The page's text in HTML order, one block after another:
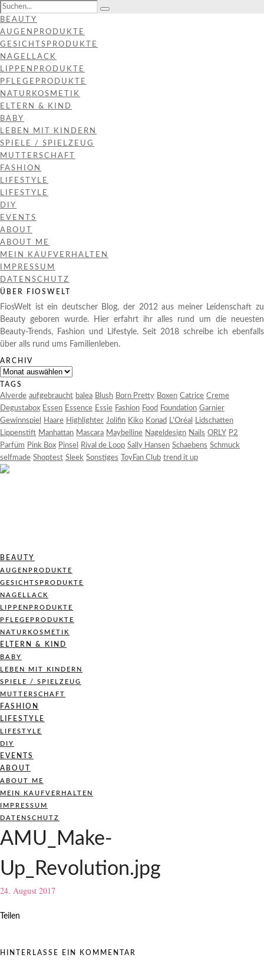
BEAUTY
AUGENPRODUKTE
GESICHTSPRODUKTE
NAGELLACK
LIPPENPRODUKTE
PFLEGEPRODUKTE
NATURKOSMETIK
ELTERN & KIND
BABY
LEBEN MIT KINDERN
SPIELE / SPIELZEUG
MUTTERSCHAFT
FASHION
LIFESTYLE
LIFESTYLE
DIY
EVENTS
ABOUT
ABOUT ME
MEIN KAUFVERHALTEN
IMPRESSUM
DATENSCHUTZ
ÜBER FIOSWELT
FiosWelt ist ein deutscher Blog, der 2012 aus meiner Leidenschaft zu
Beauty geboren wurde. Hier erfahrt ihr alles rund um die neuesten
Beauty-Trends, Fashion und Lifestyle. Seit 2018 schreibe ich ebenfalls
über alls rund ums Familienleben.
ARCHIV
Archiv
TAGS
Alverde aufgebraucht balea Blush Born Pretty Boxen Catrice Creme
Degustabox Essen Essence Essie Fashion Food Foundation Garnier
Gewinnspiel
Haare Highlighter Jolifin Kiko Konad L'Oréal
Lidschatten
Lippenstift Manhattan Mascara Maybelline Nageldesign Nails ORLY P2
Parfüm Pink Box Pinsel Rival de Loop Sally Hansen Schaebens Schmuck
selfmade Shoptest Sleek Sonstiges ToyFan Club trend it up
BEAUTY
AUGENPRODUKTE
GESICHTSPRODUKTE
NAGELLACK
LIPPENPRODUKTE
PFLEGEPRODUKTE
NATURKOSMETIK
ELTERN & KIND
BABY
LEBEN MIT KINDERN
SPIELE / SPIELZEUG
MUTTERSCHAFT
FASHION
LIFESTYLE
LIFESTYLE
DIY
EVENTS
ABOUT
ABOUT ME
MEIN KAUFVERHALTEN
IMPRESSUM
DATENSCHUTZ
AMU_Make-
Up_Revolution.jpg
24. August 2017
Teilen
HINTERLASSE EIN KOMMENTAR